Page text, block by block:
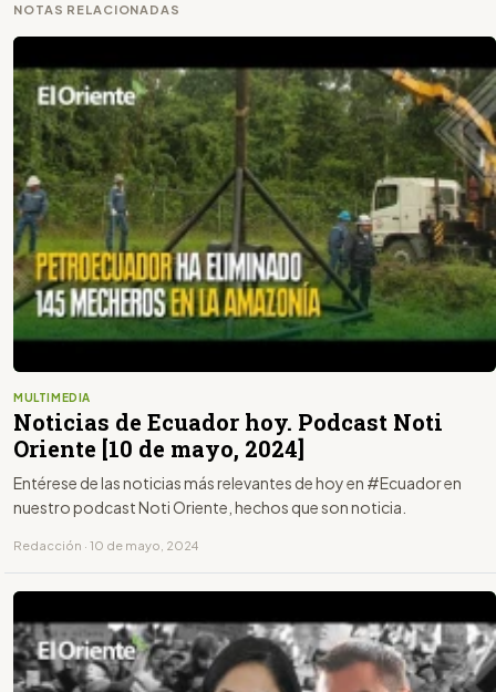
NOTAS RELACIONADAS
MULTIMEDIA
Noticias de Ecuador hoy. Podcast Noti
Oriente [10 de mayo, 2024]
Entérese de las noticias más relevantes de hoy en #Ecuador en
nuestro podcast Noti Oriente, hechos que son noticia.
Redacción · 10 de mayo, 2024